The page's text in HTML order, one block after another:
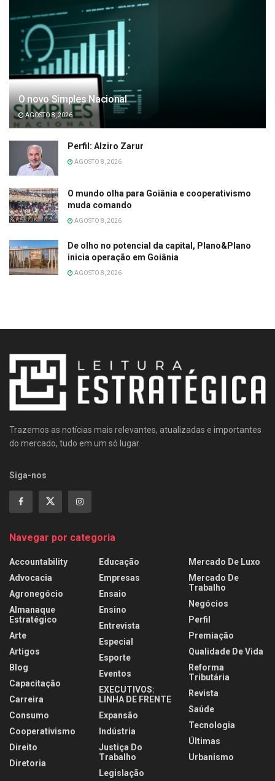
O novo Simples Nacional
AGOSTO 8, 2026
Perfil: Alziro Zarur
AGOSTO 8, 2026
O mundo olha para Goiânia e cooperativismo
muda comando
AGOSTO 8, 2026
De olho no potencial da capital, Plano&Plano
inicia operação em Goiânia
AGOSTO 8, 2026
Trazemos as notícias mais relevantes, atualizadas e importantes
do mercado, tudo em um só lugar.
Siga-nos
Navegar por categoria
Accountability
Advocacia
Agronegócio
Almanaque
Estratégico
Arte
Artigos
Blog
Capacitação
Carreira
Consumo
Cooperativismo
Direito
Diretoria
Educação
Empresas
Ensaio
Ensino
Entrevista
Especial
Esporte
Eventos
EXECUTIVOS:
LINHA DE FRENTE
Expansão
Indústria
Justiça Do
Trabalho
Legislação
Mercado De Luxo
Mercado De
Trabalho
Negócios
Perfil
Premiação
Qualidade De Vida
Reforma
Tributária
Revista
Saúde
Tecnologia
Últimas
Urbanismo